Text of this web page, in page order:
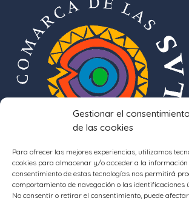
Gestionar el consentimiento
de las cookies
Para ofrecer las mejores experiencias, utilizamos
cookies para almacenar y/o acceder a la información
consentimiento de estas tecnologías nos permitirá
comportamiento de navegación o las identificaciones
No consentir o retirar el consentimiento, puede